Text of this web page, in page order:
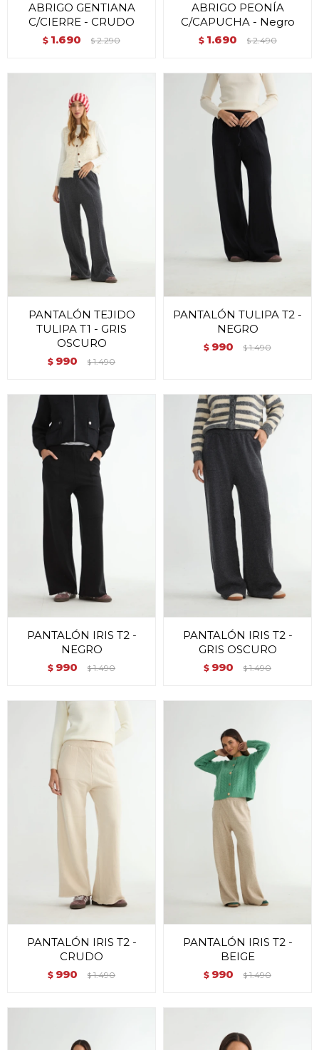
ABRIGO GENTIANA
C/CIERRE - CRUDO
$ 1.690 $ 2.290
ABRIGO PEONÍA
C/CAPUCHA - Negro
$ 1.690 $ 2.490
PANTALÓN TEJIDO
TULIPA T1 - GRIS
OSCURO
$ 990 $ 1.490
PANTALÓN TULIPA T2 -
NEGRO
$ 990 $ 1.490
PANTALÓN IRIS T2 -
NEGRO
$ 990 $ 1.490
PANTALÓN IRIS T2 -
GRIS OSCURO
$ 990 $ 1.490
PANTALÓN IRIS T2 -
CRUDO
$ 990 $ 1.490
PANTALÓN IRIS T2 -
BEIGE
$ 990 $ 1.490